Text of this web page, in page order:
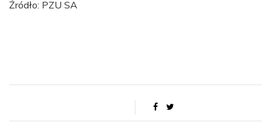
Źródło: PZU SA